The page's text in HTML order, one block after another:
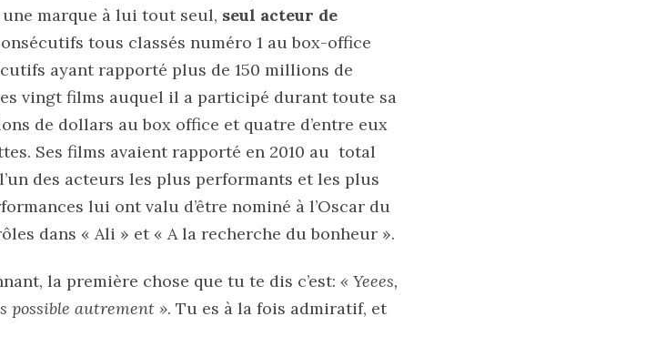
marque à lui tout seul, seul acteur de
tous classés numéro 1 au box-office
ayant rapporté plus de 150 millions de
vingt films auquel il a participé durant toute sa
de dollars au box office et quatre d’entre eux
Ses films avaient rapporté en 2010 au total
des acteurs les plus performants et les plus
lui ont valu d’être nominé à l’Oscar du
dans « Ali » et « A la recherche du bonheur ».
la première chose que tu te dis c’est: « Yeees,
possible autrement ». Tu es à la fois admiratif, et